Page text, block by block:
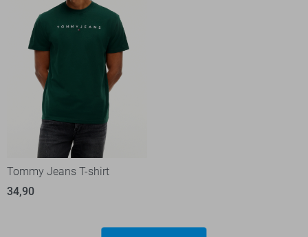
Tommy Jeans T-shirt
34,90